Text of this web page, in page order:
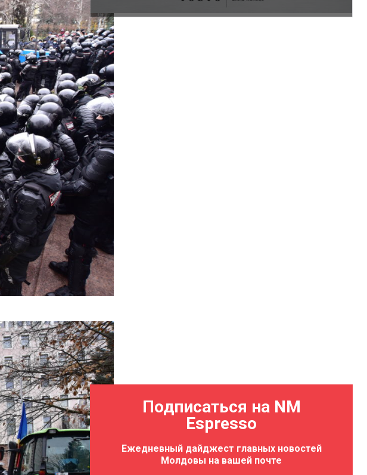
Подписаться на NM
Espresso
Ежедневный дайджест главных новостей
Молдовы на вашей почте